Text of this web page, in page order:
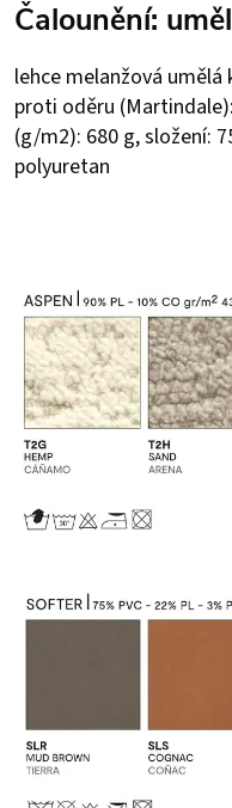
Čalounění:
lehce melanžová
proti oděru
(g/m2): 680 g, složení:
polyuretan